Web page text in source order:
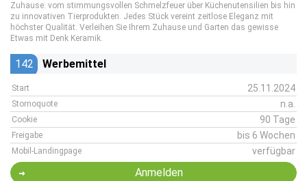
Zuhause: vom stimmungsvollen Schmelzfeuer über Küchenutensilien bis hin
zu innovativen Tierprodukten. Jedes Stück vereint zeitlose Eleganz mit
höchster Qualität. Verleihen Sie Ihrem Zuhause und Garten das gewisse
Etwas mit Denk Keramik.
142 Werbemittel
Start 25.11.2024
Stornoquote n.a.
Cookie 90 Tage
Freigabe bis 6 Wochen
Mobil-Landingpage verfügbar
Anmelden